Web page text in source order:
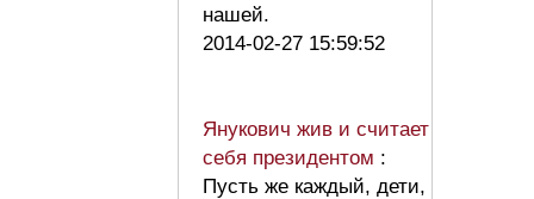
нашей.
2014-02-27 15:59:52
Янукович жив и считает
себя президентом :
Пусть же каждый, дети,